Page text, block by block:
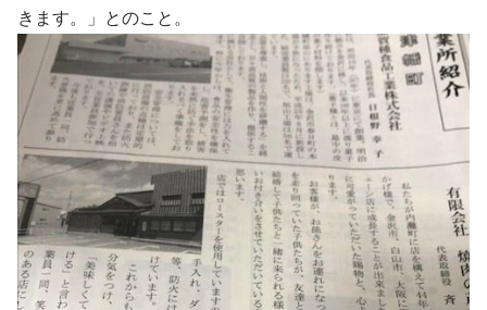
きます。」とのこと。